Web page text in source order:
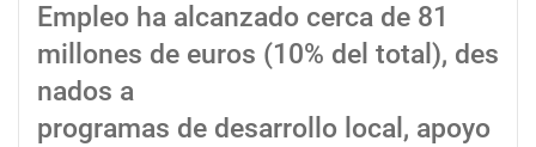
Empleo ha alcanzado cerca de 81
millones de euros (10% del total), des
nados a
programas de desarrollo local, apoyo